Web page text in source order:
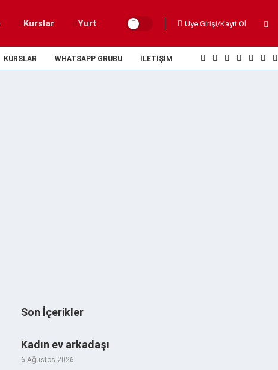
Kurslar Yurt Üye Girişi/Kayıt Ol
KURSLAR WHATSAPP GRUBU İLETIŞIM
Son İçerikler
Kadın ev arkadaşı
6 Ağustos 2026